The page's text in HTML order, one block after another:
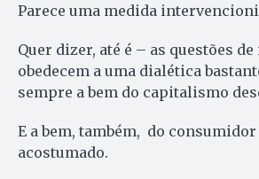
Parece uma medida
Quer dizer, até é – as questões
obedecem a uma dialética
sempre a bem do capitalismo
E a bem, também, do
acostumado.